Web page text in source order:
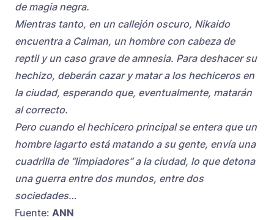
de magia negra.
Mientras tanto, en un callejón oscuro, Nikaido
encuentra a Caiman, un hombre con cabeza de
reptil y un caso grave de amnesia. Para deshacer su
hechizo, deberán cazar y matar a los hechiceros en
la ciudad, esperando que, eventualmente, matarán
al correcto.
Pero cuando el hechicero principal se entera que un
hombre lagarto está matando a su gente, envía una
cuadrilla de “limpiadores” a la ciudad, lo que detona
una guerra entre dos mundos, entre dos
sociedades…
Fuente: ANN